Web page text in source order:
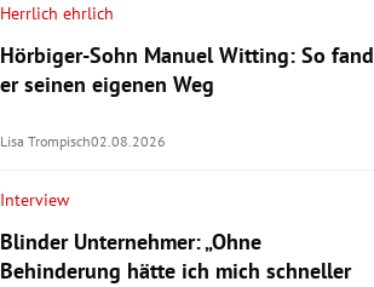
Herrlich ehrlich
Hörbiger-Sohn Manuel Witting: So fand
er seinen eigenen Weg
Lisa Trompisch02.08.2026
Interview
Blinder Unternehmer: „Ohne
Behinderung hätte ich mich schneller